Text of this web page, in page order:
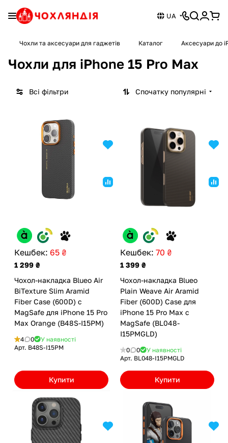
UA
Чохли та аксесуари для гаджетів Каталог Аксесуари до
Чохли для iPhone 15 Pro Max
Всі фільтри Спочатку популярні
Кешбек: 65 ₴
1 299 ₴
Чохол-накладка Blueo Air
BiTexture Slim Aramid
Fiber Case (600D) с
MagSafe для iPhone 15 Pro
Max Orange (B48S-I15PM)
4 0
У наявності
Арт. B48S-I15PM
Купити
Кешбек: 70 ₴
1 399 ₴
Чохол-накладка Blueo
Plain Weave Air Aramid
Fiber (600D) Case для
iPhone 15 Pro Max с
MagSafe (BL048-
I15PMGLD)
0 0
У наявності
Арт. BL048-I15PMGLD
Купити